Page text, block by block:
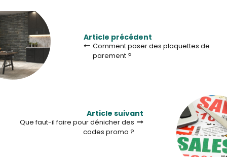
Article précédent
Comment poser des plaquettes de
parement ?
Article suivant
Que faut-il faire pour dénicher des
codes promo ?